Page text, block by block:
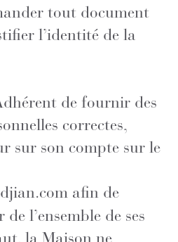
tout document
l’identité de la
de fournir des
correctes,
sur son compte sur le
afin de
l’ensemble de ses
la Maison ne